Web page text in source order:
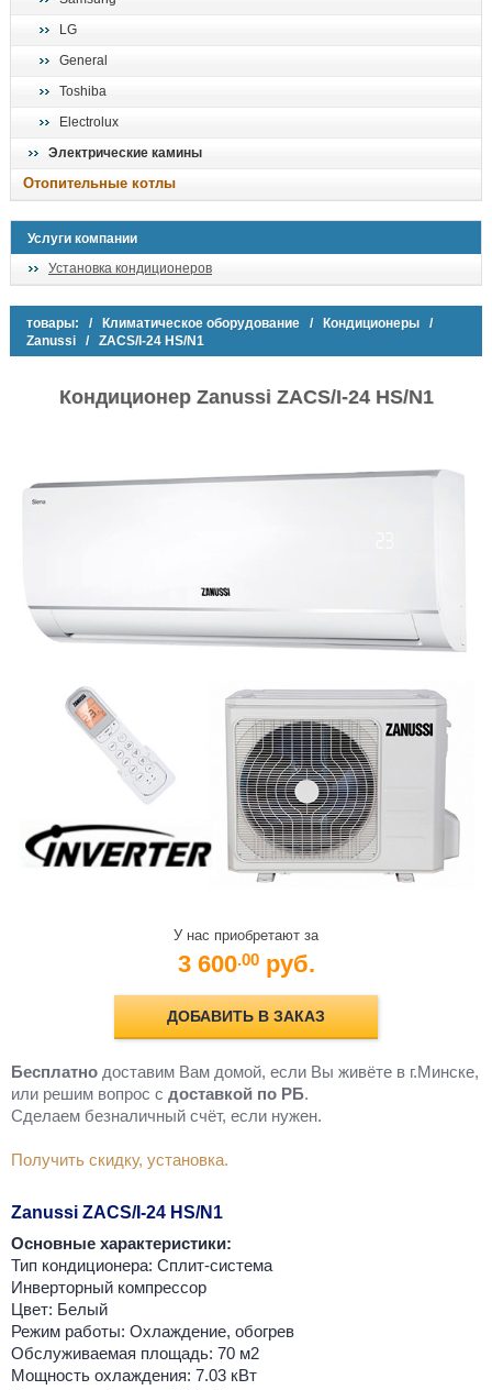
LG
General
Toshiba
Electrolux
Электрические камины
Отопительные котлы
Услуги компании
Установка кондиционеров
товары: / Климатическое оборудование / Кондиционеры /
Zanussi / ZACS/I-24 HS/N1
Кондиционер Zanussi ZACS/I-24 HS/N1
У нас приобретают за
3 600.00 руб.
ДОБАВИТЬ В ЗАКАЗ
Бесплатно доставим Вам домой, если Вы живёте в г.Минске,
или решим вопрос с доставкой по РБ.
Cделаем безналичный счёт, если нужен.
Получить скидку, установка.
Zanussi ZACS/I-24 HS/N1
Основные характеристики:
Тип кондиционера: Сплит-система
Инверторный компрессор
Цвет: Белый
Режим работы: Охлаждение, обогрев
Обслуживаемая площадь: 70 м2
Мощность охлаждения: 7.03 кВт